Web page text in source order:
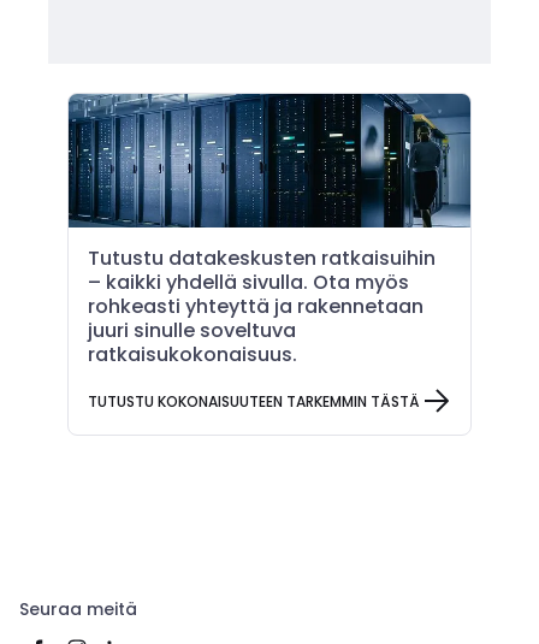
Tutustu datakeskusten ratkaisuihin
– kaikki yhdellä sivulla. Ota myös
rohkeasti yhteyttä ja rakennetaan
juuri sinulle soveltuva
ratkaisukokonaisuus.
TUTUSTU KOKONAISUUTEEN TARKEMMIN TÄSTÄ
Seuraa meitä